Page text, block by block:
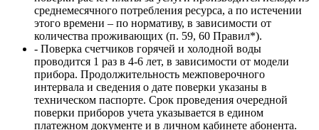
среднемесячного потребления ресурса, а по истечении
этого времени – по нормативу, в зависимости от
количества проживающих (п. 59, 60 Правил*).
- Поверка счетчиков горячей и холодной воды
проводится 1 раз в 4-6 лет, в зависимости от модели
прибора. Продолжительность межповерочного
интервала и сведения о дате поверки указаны в
техническом паспорте. Срок проведения очередной
поверки приборов учета указывается в едином
платежном документе и в личном кабинете абонента.